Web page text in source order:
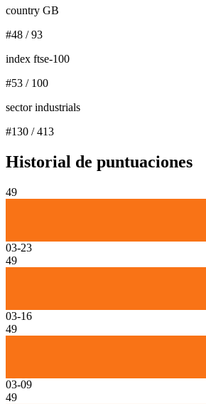
country GB
#48 /93
index ftse-100
#53 / 100
sector industrials
#130 /413
Historial de puntuaciones
49
03-23
49
03-16
49
03-09
49